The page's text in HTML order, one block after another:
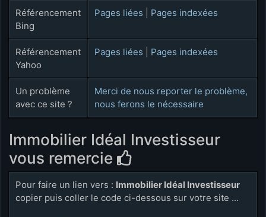
Référencement
Bing
Pages liées Pages indexées
Référencement
Yahoo
Pages liées Pages indexées
Un problème
avec ce site ?
Merci de nous reporter le problème,
nous ferons le nécessaire
Immobilier Idéal Investisseur
vous remercie
Pour faire un lien vers : Immobilier Idéal Investisseur
copier puis coller le code ci-dessous sur votre site ...